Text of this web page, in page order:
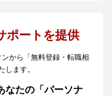
ポートを提供
から「無料登録・転職相
します。
なたの「パーソナ